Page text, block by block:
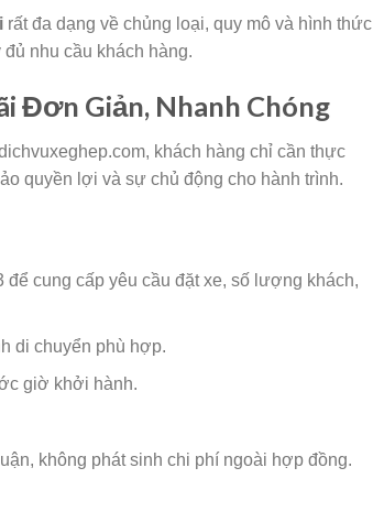
rất đa dạng về chủng loại, quy mô và hình thức
nhu cầu khách hàng.
Đơn Giản, Nhanh Chóng
khách hàng chỉ cần thực
quyền lợi và sự chủ động cho hành trình.
cung cấp yêu cầu đặt xe, số lượng khách,
di chuyển phù hợp.
giờ khởi hành.
không phát sinh chi phí ngoài hợp đồng.